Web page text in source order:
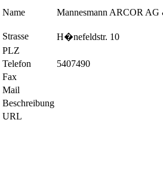
Name Mannesmann ARCOR AG
Strasse
H�nefeldstr. 10
PLZ
Telefon
5407490
Fax
Mail
Beschreibung
URL